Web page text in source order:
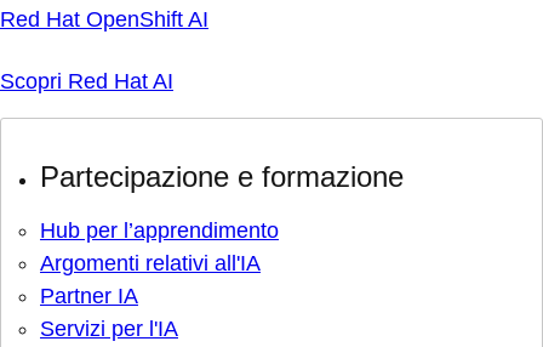
Red Hat OpenShift AI
Scopri Red Hat AI
Partecipazione e formazione
Hub per l’apprendimento
Argomenti relativi all'IA
Partner IA
Servizi per l'IA